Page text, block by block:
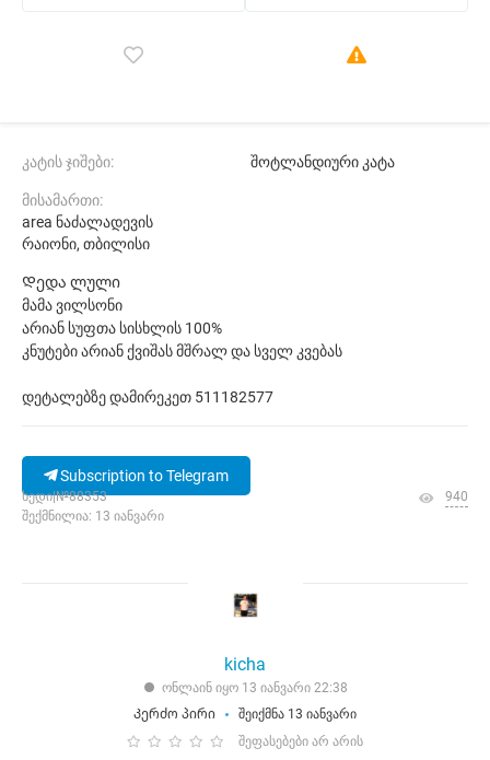
კატის ჯიშები: შოტლანდიური კატა
მისამართი:
area ნაძალადევის
რაიონი, თბილისი
Დედა ლული
მამა ვილსონი
არიან სუფთა სისხლის 100%
კნუტები არიან ქვიშას მშრალ და სველ კვებას
დეტალებზე დამირეკეთ 511182577
Subscription to Telegram
ხედი|№88353
შექმნილია: 13 იანვარი
940
kicha
ონლაინ იყო 13 იანვარი 22:38
Კერძო პირი
შეიქმნა 13 იანვარი
შეფასებები არ არის